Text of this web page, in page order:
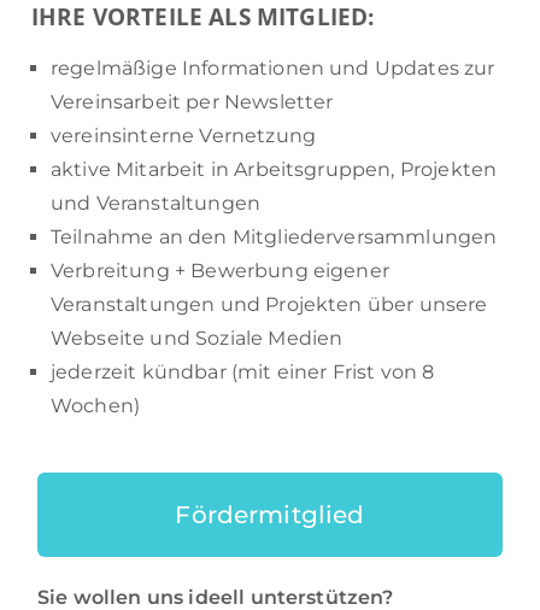
IHRE VORTEILE ALS MITGLIED:
regelmäßige Informationen und Updates zur
Vereinsarbeit per Newsletter
vereinsinterne Vernetzung
aktive Mitarbeit in Arbeitsgruppen, Projekten
und Veranstaltungen
Teilnahme an den Mitgliederversammlungen
Verbreitung + Bewerbung eigener
Veranstaltungen und Projekten über unsere
Webseite und Soziale Medien
jederzeit kündbar (mit einer Frist von 8
Wochen)
Fördermitglied
Sie wollen uns ideell unterstützen?